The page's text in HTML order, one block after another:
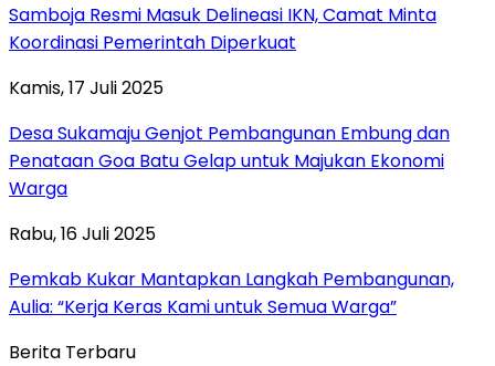
Samboja Resmi Masuk Delineasi IKN, Camat Minta
Koordinasi Pemerintah Diperkuat
Kamis, 17 Juli 2025
Desa Sukamaju Genjot Pembangunan Embung dan
Penataan Goa Batu Gelap untuk Majukan Ekonomi
Warga
Rabu, 16 Juli 2025
Pemkab Kukar Mantapkan Langkah Pembangunan,
Aulia: “Kerja Keras Kami untuk Semua Warga”
Berita Terbaru